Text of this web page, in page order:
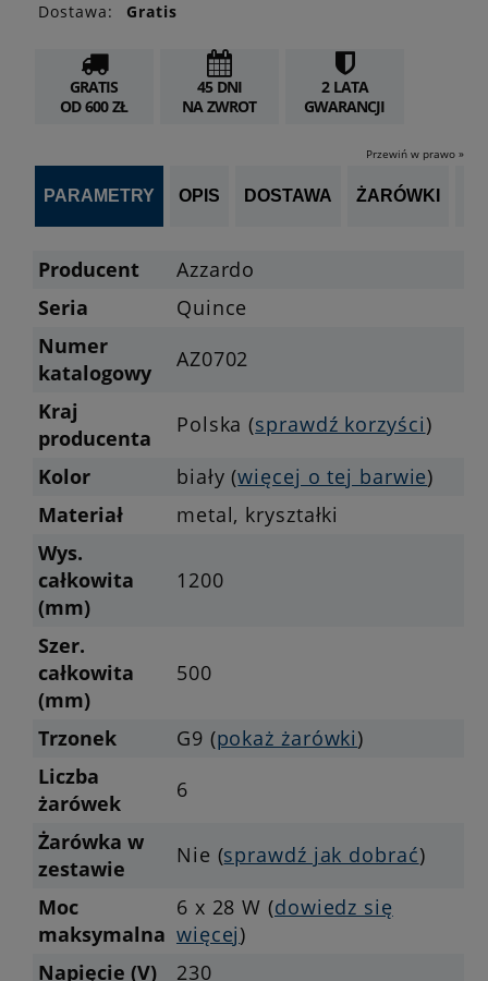
Dostawa:
Gratis
GRATIS
OD 600 ZŁ
45 DNI
NA ZWROT
2 LATA
GWARANCJI
Przewiń w prawo »
PARAMETRY OPIS DOSTAWA ŻARÓWKI
Producent
Azzardo
Seria
Quince
Numer
katalogowy
AZ0702
Kraj
producenta
Polska (sprawdź korzyści)
Kolor
biały (więcej o tej barwie)
Materiał
metal, kryształki
Wys.
całkowita
(mm)
1200
Szer.
całkowita
(mm)
500
Trzonek G9 (pokaż żarówki)
Liczba
żarówek
6
Żarówka w
zestawie
Nie (sprawdź jak dobrać)
Moc
maksymalna
6 x 28 W (dowiedz się
więcej)
Napięcie (V)
230